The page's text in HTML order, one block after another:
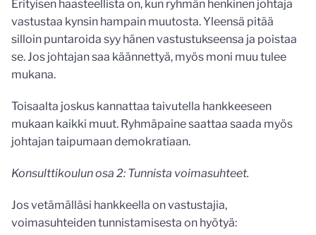
Erityisen haasteellista on, kun ryhmän henkinen johtaja
vastustaa kynsin hampain muutosta. Yleensä pitää
silloin puntaroida syy hänen vastustukseensa ja poistaa
se. Jos johtajan saa käännettyä, myös moni muu tulee
mukana.
Toisaalta joskus kannattaa taivutella hankkeeseen
mukaan kaikki muut. Ryhmäpaine saattaa saada myös
johtajan taipumaan demokratiaan.
Konsulttikoulun osa 2: Tunnista voimasuhteet.
Jos vetämälläsi hankkeella on vastustajia,
voimasuhteiden tunnistamisesta on hyötyä: